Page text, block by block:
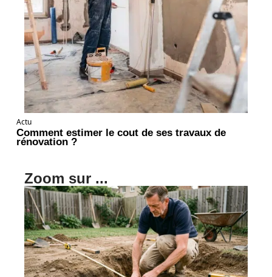
Actu
Comment estimer le cout de ses travaux de
rénovation ?
Zoom sur ...